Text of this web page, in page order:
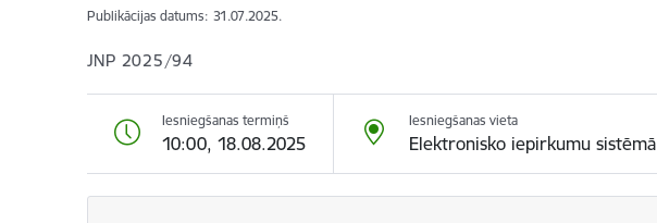
Publikācijas datums: 31.07.2025.
JNP 2025/94
Iesniegšanas termiņš
10:00, 18.08.2025
Iesniegšanas vieta
Elektronisko iepirkumu sistēmā